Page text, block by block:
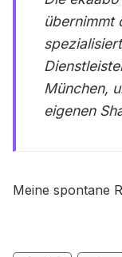
übernimmt
München,
eigenen
Meine spontane